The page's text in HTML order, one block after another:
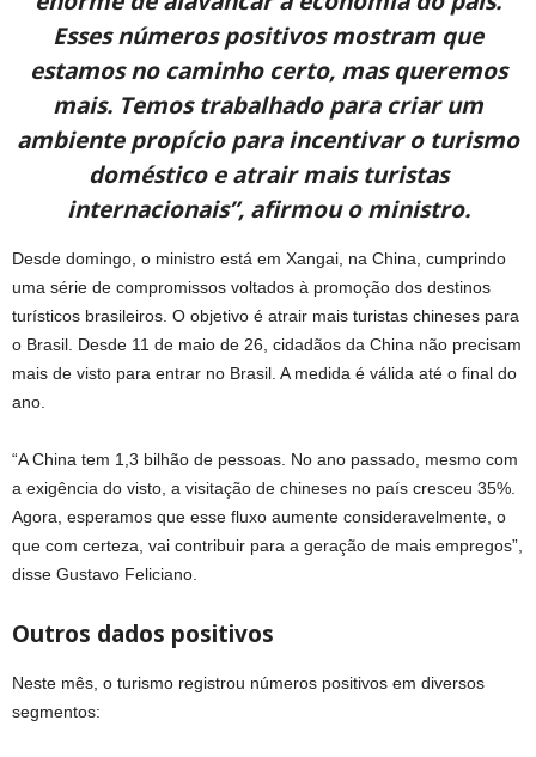
Esses números positivos mostram que
estamos no caminho certo, mas queremos
mais. Temos trabalhado para criar um
ambiente propício para incentivar o turismo
doméstico e atrair mais turistas
internacionais”, afirmou o ministro.
Desde domingo, o ministro está em Xangai, na China, cumprindo
uma série de compromissos voltados à promoção dos destinos
turísticos brasileiros. O objetivo é atrair mais turistas chineses para
o Brasil. Desde 11 de maio de 26, cidadãos da China não precisam
mais de visto para entrar no Brasil. A medida é válida até o final do
ano.
“A China tem 1,3 bilhão de pessoas. No ano passado, mesmo com
a exigência do visto, a visitação de chineses no país cresceu 35%.
Agora, esperamos que esse fluxo aumente consideravelmente, o
que com certeza, vai contribuir para a geração de mais empregos”,
disse Gustavo Feliciano.
Outros dados positivos
Neste mês, o turismo registrou números positivos em diversos
segmentos: